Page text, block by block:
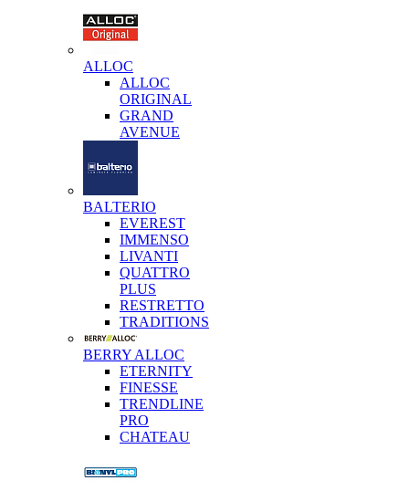
ALLOC
ALLOC
ORIGINAL
GRAND
AVENUE
BALTERIO
EVEREST
IMMENSO
LIVANTI
QUATTRO
PLUS
RESTRETTO
TRADITIONS
BERRY ALLOC
ETERNITY
FINESSE
TRENDLINE
PRO
CHATEAU